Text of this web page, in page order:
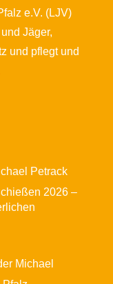
e.V. (LJV)
Jäger,
und pflegt und
Petrack
2026 –
Michael